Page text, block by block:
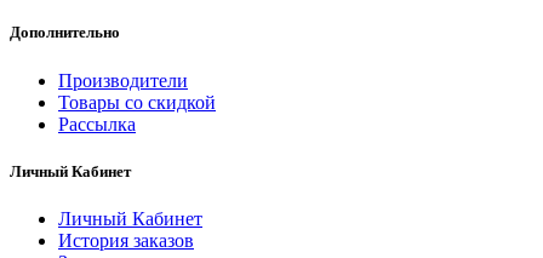
Дополнительно
Производители
Товары со скидкой
Рассылка
Личный Кабинет
Личный Кабинет
История заказов